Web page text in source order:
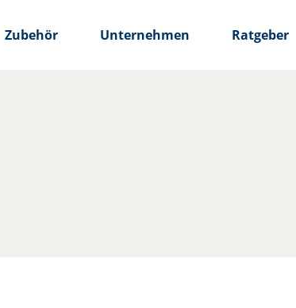
Zubehör Unternehmen Ratgeber